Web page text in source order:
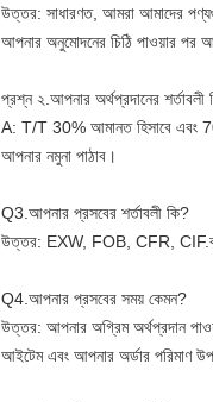
উত্তর: সাধারণত, আমরা আমাদের
আপনার অনুমোদনের চিঠি পাওয়ার পর
প্রশ্ন ২.আপনার অর্থপ্রদানের শর্তাবলী
A: T/T 30% আমানত হিসাবে এবং
আপনার নমুনা পাঠাব।
Q3.আপনার প্রসবের শর্তাবলী কি?
উত্তর: EXW, FOB, CFR,
Q4.আপনার প্রসবের সময় কেমন?
উত্তর: আপনার অগ্রিম অর্থপ্রদান
আইটেম এবং আপনার অর্ডার পরিমাণ